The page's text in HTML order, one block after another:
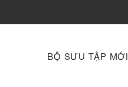
BỘ SƯU TẬP MỚI